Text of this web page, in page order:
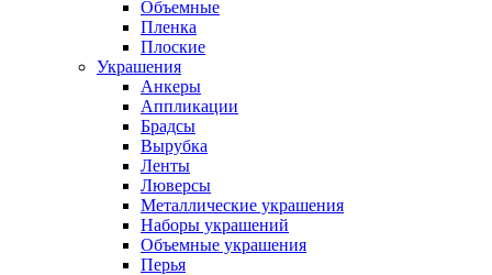
Объемные
Пленка
Плоские
Украшения
Анкеры
Аппликации
Брадсы
Вырубка
Ленты
Люверсы
Металлические украшения
Наборы украшений
Объемные украшения
Перья